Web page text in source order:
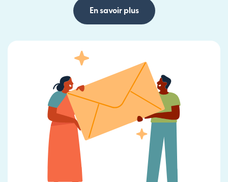
En savoir plus